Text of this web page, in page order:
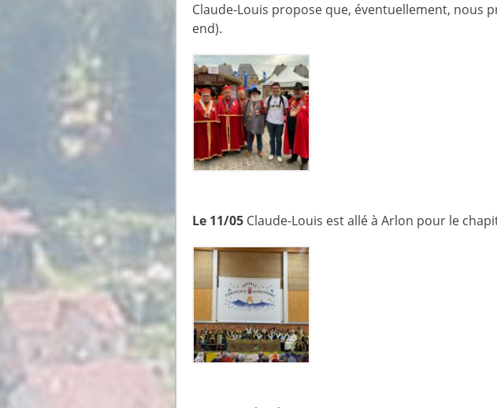
Claude-Louis propose que, éventuellement, nous
end).
Le 11/05 Claude-Louis est allé à Arlon pour le